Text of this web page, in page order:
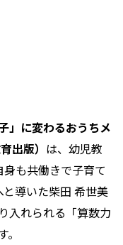
」に変わるおうちメ
出版） は、幼児教
も共働きで子育て
導いた柴田 希世美
入れられる「算数力